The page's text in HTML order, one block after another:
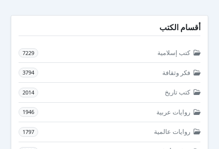
أقسام الكتب
كتب إسلامية 7229
فكر وثقافة 3794
كتب تاريخ 2014
روايات عربية 1946
روايات عالمية 1797